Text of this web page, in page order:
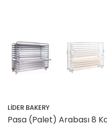
LİDER BAKERY
Pasa (Palet) Arabası 8